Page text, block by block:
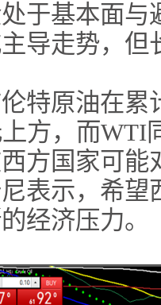
于基本面
导走势，
原油在累
方，而WTI
方国家可
表示，希
经济压力。